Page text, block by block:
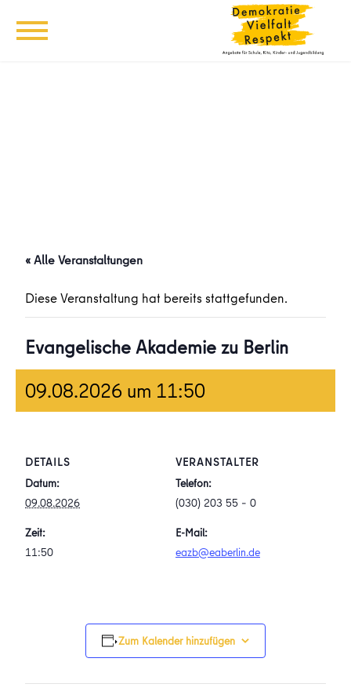
« Alle Veranstaltungen
Diese Veranstaltung hat bereits stattgefunden.
Evangelische Akademie zu Berlin
09.08.2026 um 11:50
DETAILS
Datum:
09.08.2026
Zeit:
11:50
VERANSTALTER
Telefon:
(030) 203 55 – 0
E-Mail:
eazb@eaberlin.de
Zum Kalender hinzufügen